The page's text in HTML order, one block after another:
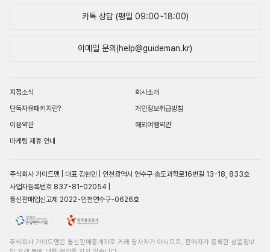
카톡 상담 (평일 09:00~18:00)
이메일 문의(help@guideman.kr)
지점소식
회사소개
단독자유패키지란?
개인정보취급방침
이용약관
해외여행약관
마케팅 제휴 안내
주식회사 가이드맨 | 대표 김현민 | 인천광역시 연수구 송도과학로16번길 13-18, 833호
사업자등록번호 837-81-02054 |
통신판매업신고제 2022-인천연수구-0626호
주식회사 가이드맨은 통신판매중개자로 거래 당사자가 아니므로, 판매자가 등록한 상품정보